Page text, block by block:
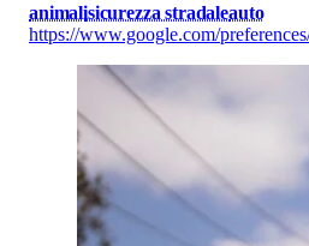
animalisicurezza stradaleauto
https://www.google.com/